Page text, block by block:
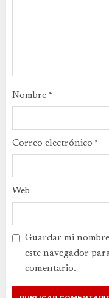
Nombre *
Correo electrónico *
Web
Guardar mi
este navegador
comentario.